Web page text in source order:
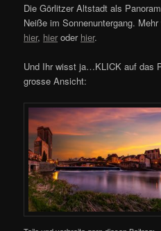
Die Görlitzer Altstadt als
Neiße im Sonnenuntergang.
hier, hier oder hier.
Und Ihr wisst ja…KLICK auf das
grosse Ansicht: